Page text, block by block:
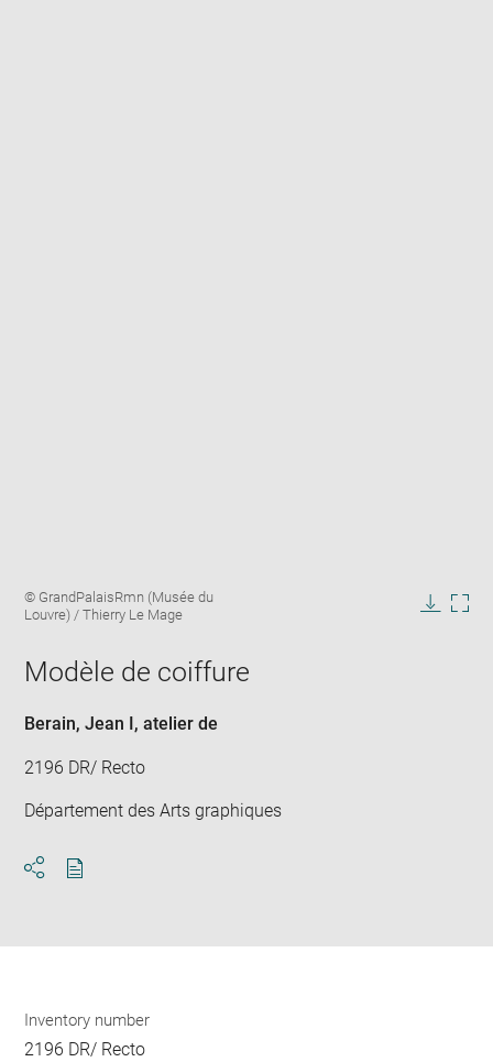
window
Image
caption:
© GrandPalaisRmn (Musée du
Louvre) / Thierry Le Mage
Modèle de coiffure
Berain, Jean I , atelier de
2196 DR/ Recto
Département des Arts graphiques
Inventory number
2196 DR/ Recto